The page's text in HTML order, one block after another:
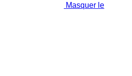
Masquer le